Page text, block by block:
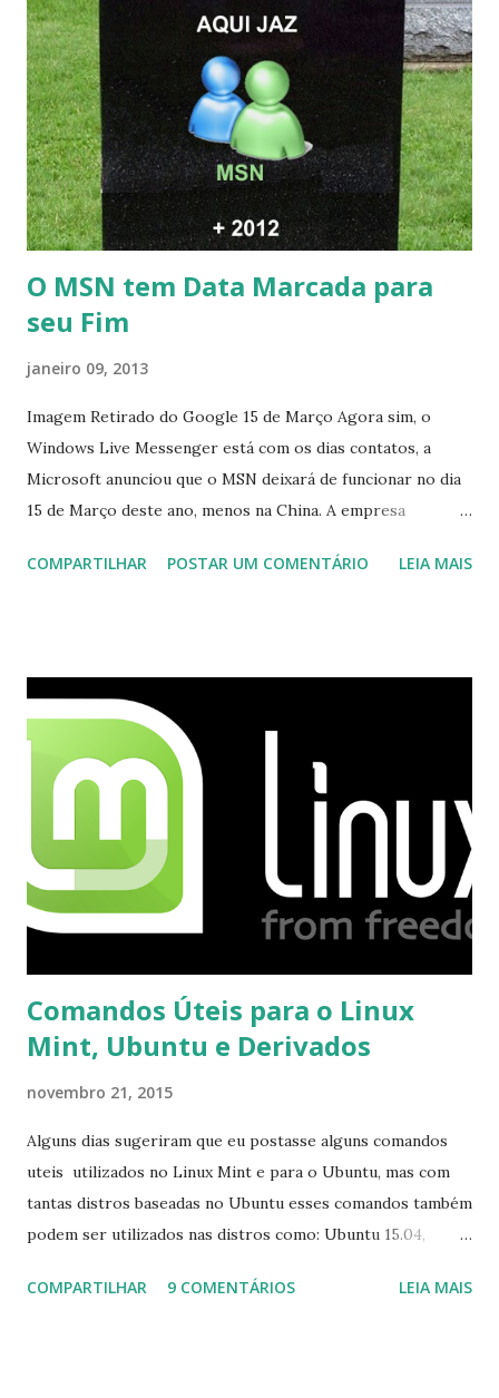
O MSN tem Data Marcada para
seu Fim
janeiro 09, 2013
Imagem Retirado do Google 15 de Março Agora sim, o
Windows Live Messenger está com os dias contatos, a
Microsoft anunciou que o MSN deixará de funcionar no dia
15 de Março deste ano, menos na China. A empresa
integrado com o serviço do MSN, segundo a empresa, os
o Windows Live (assim como muitos profissionais de TI) ,
mesmo na versão para Linux, claro, sempre existem outras
opções e o Pidgin, que se mostra como opção.
COMPARTILHAR POSTAR UM COMENTÁRIO LEIA MAIS
Comandos Úteis para o Linux
Mint, Ubuntu e Derivados
novembro 21, 2015
Alguns dias sugeriram que eu postasse alguns comandos
uteis utilizados no Linux Mint e para o Ubuntu, mas com
tantas distros baseadas no Ubuntu esses comandos também
podem ser utilizados nas distros como: Ubuntu 15.04,
Linux Mint 17, Pinguy OS 14.04, Elementary OS 0.3, Deepin
COMPARTILHAR 9 COMENTÁRIOS LEIA MAIS